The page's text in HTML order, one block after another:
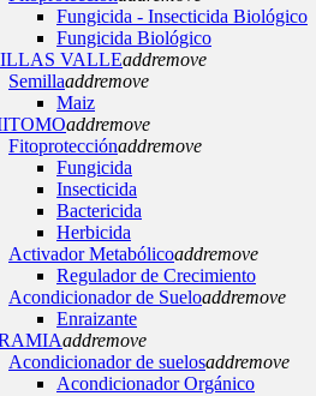
Fungicida - Insecticida Biológico
Fungicida Biológico
VALLEaddremove
Semillaaddremove
Maiz
addremove
Fitoprotecciónaddremove
Fungicida
Insecticida
Bactericida
Herbicida
Activador Metabólicoaddremove
Regulador de Crecimiento
Acondicionador de Sueloaddremove
Enraizante
addremove
Acondicionador de suelosaddremove
Acondicionador Orgánico